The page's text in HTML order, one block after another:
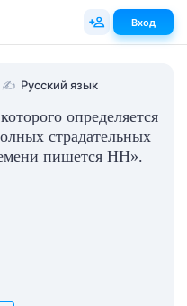
✍ Русский язык
определяется
страдательных
пишется НН».
Вход